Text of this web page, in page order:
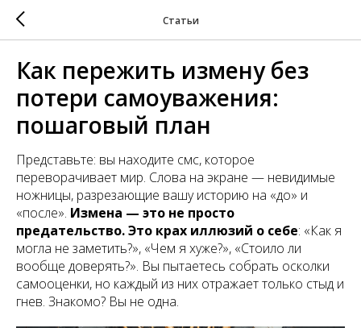
Статьи
Как пережить измену без
потери самоуважения:
пошаговый план
Представьте: вы находите смс, которое
переворачивает мир. Слова на экране — невидимые
ножницы, разрезающие вашу историю на «до» и
«после». Измена — это не просто
предательство. Это крах иллюзий о себе: «Как я
могла не заметить?», «Чем я хуже?», «Стоило ли
вообще доверять?». Вы пытаетесь собрать осколки
самооценки, но каждый из них отражает только стыд и
гнев. Знакомо? Вы не одна.